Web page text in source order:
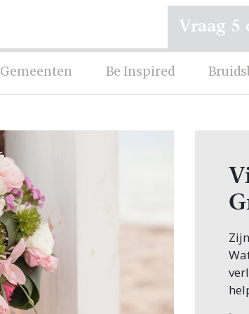
Gemeenten Be Inspired
Vraag 5